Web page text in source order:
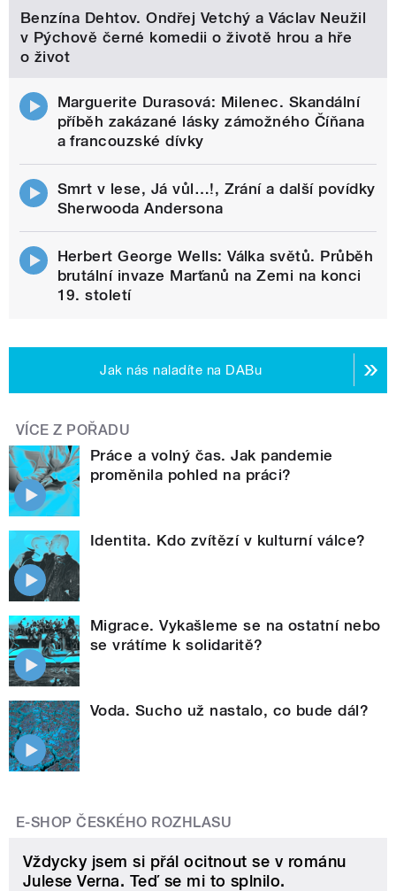
Benzína Dehtov. Ondřej Vetchý a Václav Neužil
v Pýchově černé komedii o životě hrou a hře
o život
Marguerite Durasová: Milenec. Skandální
příběh zakázané lásky zámožného Číňana
a francouzské dívky
Smrt v lese, Já vůl…!, Zrání a další povídky
Sherwooda Andersona
Herbert George Wells: Válka světů. Průběh
brutální invaze Marťanů na Zemi na konci
19. století
Jak nás naladíte na DABu
VÍCE Z POŘADU
Práce a volný čas. Jak pandemie
proměnila pohled na práci?
Identita. Kdo zvítězí v kulturní válce?
Migrace. Vykašleme se na ostatní nebo
se vrátíme k solidaritě?
Voda. Sucho už nastalo, co bude dál?
E-SHOP ČESKÉHO ROZHLASU
Vždycky jsem si přál ocitnout se v románu
Julese Verna. Teď se mi to splnilo.